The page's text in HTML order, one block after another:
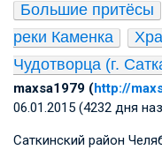
Большие притёсы
реки Каменка
Чудотворца (г.
maxsa1979 (http://
06.01.2015 (4232 дня
Саткинский район